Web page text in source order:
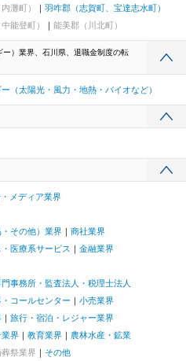
灘町）
羽咋郡（志賀町、宝達志水町）
能登町） 能美郡（川北町）
）業界、石川県、退職金制度の転
（太陽光・風力・地熱・バイオなど）
メディア業界
その他）業界
商社業界
医療系サービス
金融業界
事務所・監査法人・税理士法人
コールセンター
小売業界
旅行・宿泊・レジャー業界
業界 教育業界
農林水産・鉱業
祭業界 その他